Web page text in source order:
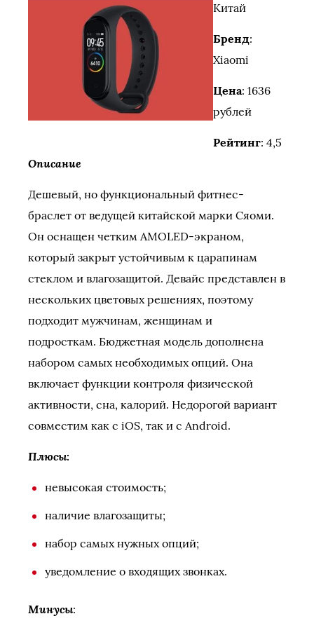
Китай
Бренд:
Xiaomi
Цена: 1636
рублей
Рейтинг: 4,5
Описание
Дешевый, но функциональный фитнес-
браслет от ведущей китайской марки Сяоми.
Он оснащен четким AMOLED-экраном,
который закрыт устойчивым к царапинам
стеклом и влагозащитой. Девайс представлен в
нескольких цветовых решениях, поэтому
подходит мужчинам, женщинам и
подросткам. Бюджетная модель дополнена
набором самых необходимых опций. Она
включает функции контроля физической
активности, сна, калорий. Недорогой вариант
совместим как с iOS, так и с Android.
Плюсы:
невысокая стоимость;
наличие влагозащиты;
набор самых нужных опций;
уведомление о входящих звонках.
Минусы: